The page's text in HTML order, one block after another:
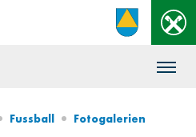
Fussball Fotogalerien